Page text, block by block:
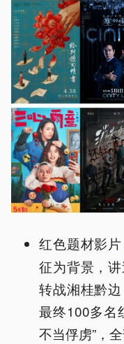
红色题材影片
征为背景，
转战湘桂黔
最终100多名
不当俘虏”，